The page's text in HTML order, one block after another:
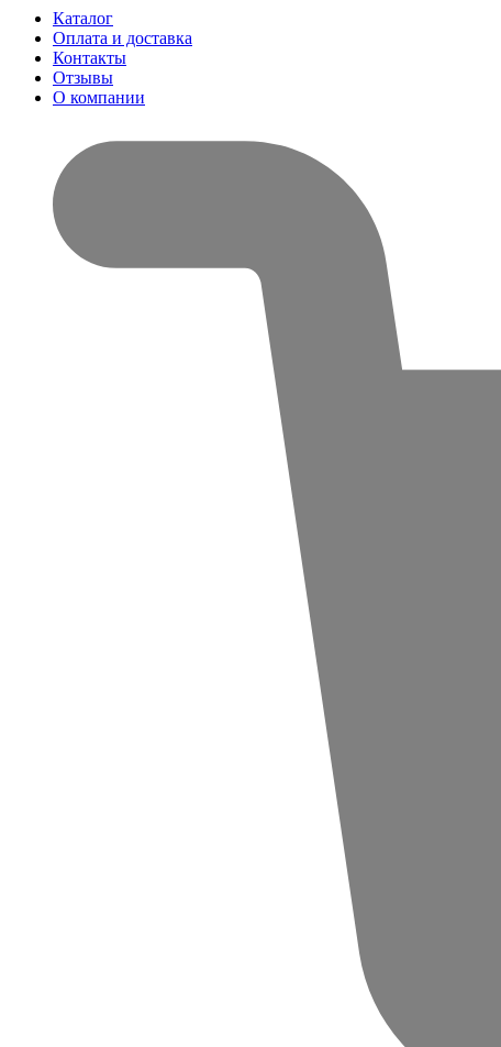
Каталог
Оплата и доставка
Контакты
Отзывы
О компании